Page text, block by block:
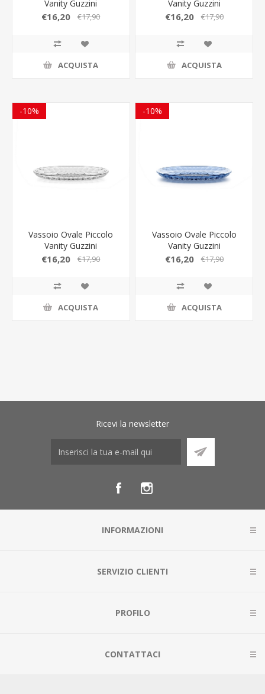
Vanity Guzzini
€16,20 €17,90
ACQUISTA
Vanity Guzzini
€16,20 €17,90
ACQUISTA
-10%
Vassoio Ovale Piccolo
Vanity Guzzini
€16,20 €17,90
ACQUISTA
-10%
Vassoio Ovale Piccolo
Vanity Guzzini
€16,20 €17,90
ACQUISTA
Ricevi la newsletter
INFORMAZIONI
SERVIZIO CLIENTI
PROFILO
CONTATTACI